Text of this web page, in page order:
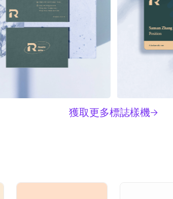
Alaska Oil and Energy Corp.
Lane 88, Happiness &
Prosperity Community,
Prosperous Business Street
Alaskanoil.com
Alaskanoil.com
Sansan Zhang
Position
獲取更多標誌樣機